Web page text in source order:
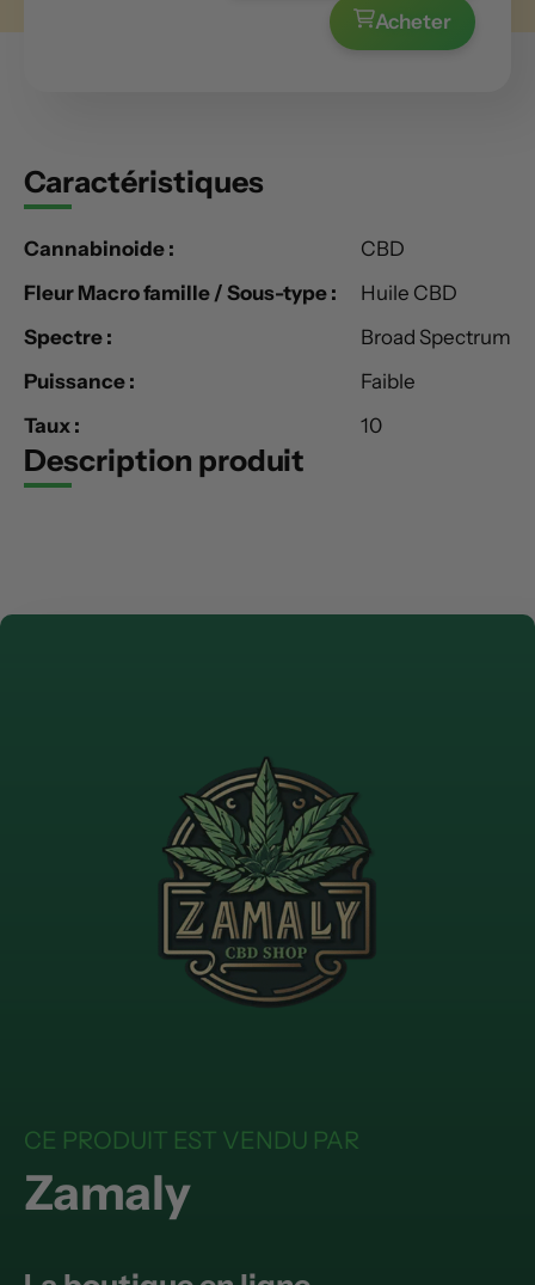
Acheter
Caractéristiques
Cannabinoide :
CBD
Fleur Macro famille / Sous-type :
Huile CBD
Spectre :
Broad Spectrum
Puissance :
Faible
Taux :
10
Description produit
CE PRODUIT EST VENDU PAR
Zamaly